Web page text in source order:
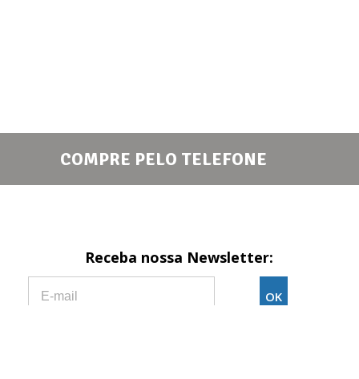
COMPRE PELO TELEFONE
Receba nossa Newsletter: